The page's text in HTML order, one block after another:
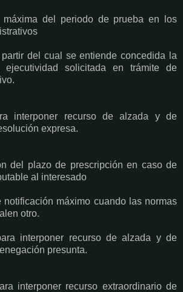
máxima del periodo de prueba en los
del cual se entiende concedida la
solicitada en trámite de
interponer recurso de alzada y de
expresa.
del plazo de prescripción en caso de
al interesado
notificación máximo cuando las normas
otro.
interponer recurso de alzada y de
presunta.
interponer recurso extraordinario de